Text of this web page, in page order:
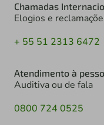
Chamadas
Elogios e
+ 55 51 2313 6472
Atendimento à
Auditiva ou de fala
0800 724 0525